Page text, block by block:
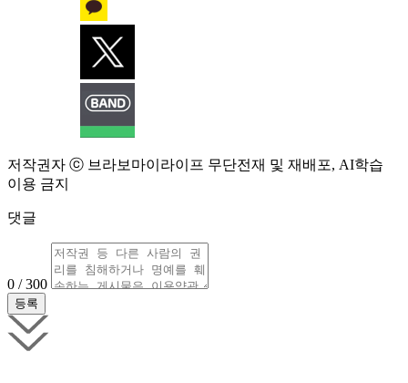
저작권자 ⓒ 브라보마이라이프 무단전재 및 재배포, AI학습
이용 금지
댓글
0 / 300